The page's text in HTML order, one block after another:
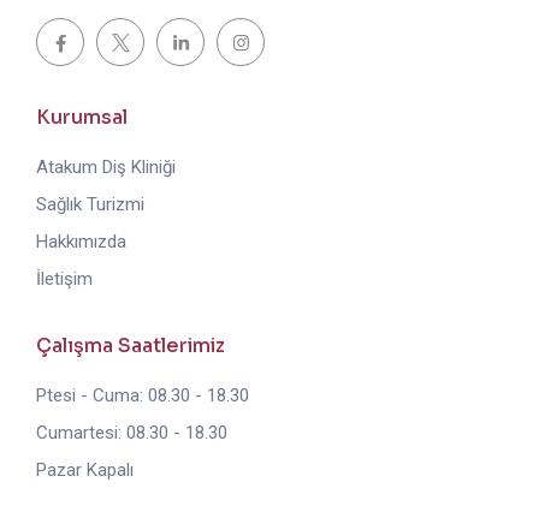
Kurumsal
Atakum Diş Kliniği
Sağlık Turizmi
Hakkımızda
İletişim
Çalışma Saatlerimiz
Ptesi - Cuma: 08.30 - 18.30
Cumartesi: 08.30 - 18.30
Pazar Kapalı